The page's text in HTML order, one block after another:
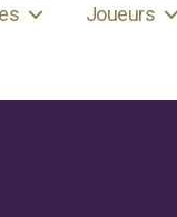
Joueurs